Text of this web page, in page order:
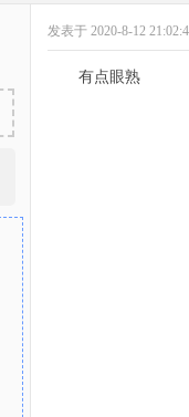
发表于 2020-8-12
有点眼熟